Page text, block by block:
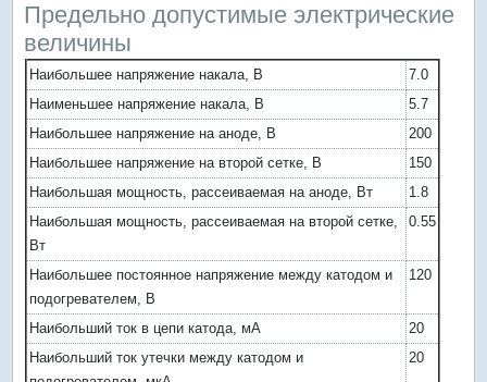
Предельно допустимые электрические
величины
Наибольшее напряжение накала, В
7.0
Наименьшее напряжение накала, В
5.7
Наибольшее напряжение на аноде, В
200
Наибольшее напряжение на второй сетке, В
150
Наибольшая мощность, рассеиваемая на аноде, Вт
1.8
Наибольшая мощность, рассеиваемая на второй сетке,
Вт
0.55
Наибольшее постоянное напряжение между катодом и
подогревателем, В
120
Наибольший ток в цепи катода, мА
20
Наибольший ток утечки между катодом и
20